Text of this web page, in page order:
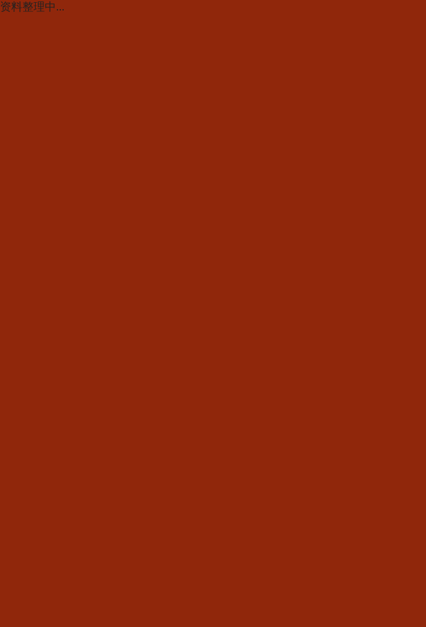
资料整理中...